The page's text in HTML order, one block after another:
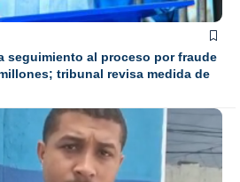
seguimiento al proceso por fraude
tribunal revisa medida de